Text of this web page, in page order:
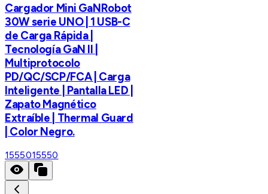
Cargador Mini GaNRobot
30W serie UNO | 1 USB-C
de Carga Rápida |
Tecnología GaN II |
Multiprotocolo
PD/QC/SCP/FCA | Carga
Inteligente | Pantalla LED |
Zapato Magnético
Extraíble | Thermal Guard
| Color Negro.
1555015550